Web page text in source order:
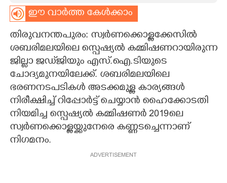
CARTOONS
LITERATURE
ZOOM
CONTACT US
ഈ വാർത്ത കേൾക്കാം
തിരുവനന്തപുരം: സ്വർണക്കൊള്ളക്കേസിൽ
ശബരിമലയിലെ സ്പെഷ്യൽ കമ്മിഷണറായിരുന്ന
ജില്ലാ ജഡ്‌ജിയും എസ്.ഐ.ടിയുടെ
ചോദ്യമുനയിലേക്ക്. ശബരിമലയിലെ
ഭരണനടപടികൾ അടക്കമുള്ള കാര്യങ്ങൾ
നിരീക്ഷിച്ച് റിപ്പോർട്ട് ചെയ്യാൻ ഹൈക്കോടതി
നിയമിച്ച സ്പെഷ്യൽ കമ്മിഷണർ 2019ലെ
സ്വർണക്കൊള്ളയ്ക്കുനേരെ കണ്ണടച്ചെന്നാണ്
നിഗമനം.
ADVERTISEMENT